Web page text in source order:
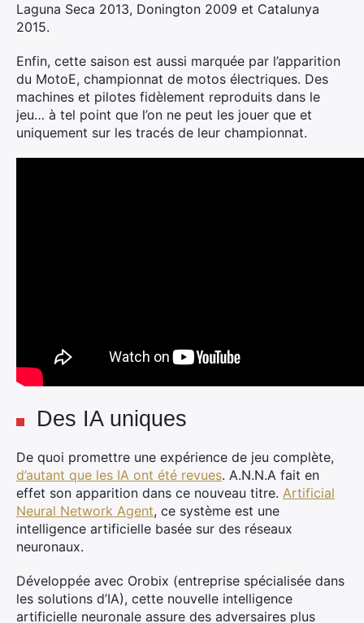
Laguna Seca 2013, Donington 2009 et Catalunya
2015.
Enfin, cette saison est aussi marquée par l’apparition
du MotoE, championnat de motos électriques. Des
machines et pilotes fidèlement reproduits dans le
jeu… à tel point que l’on ne peut les jouer que et
uniquement sur les tracés de leur championnat.
Des IA uniques
De quoi promettre une expérience de jeu complète,
d’autant que les IA ont été revues. A.N.N.A fait en
effet son apparition dans ce nouveau titre. Artificial
Neural Network Agent, ce système est une
intelligence artificielle basée sur des réseaux
neuronaux.
Développée avec Orobix (entreprise spécialisée dans
les solutions d’IA), cette nouvelle intelligence
artificielle neuronale assure des adversaires plus